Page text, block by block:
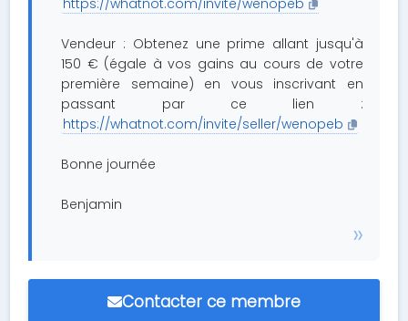
https://whatnot.com/invite/wenopeb
Vendeur : Obtenez une prime allant jusqu'à
150 € (égale à vos gains au cours de votre
première semaine) en vous inscrivant en
passant par ce lien :
https://whatnot.com/invite/seller/wenopeb
Bonne journée
Benjamin
Contacter ce membre